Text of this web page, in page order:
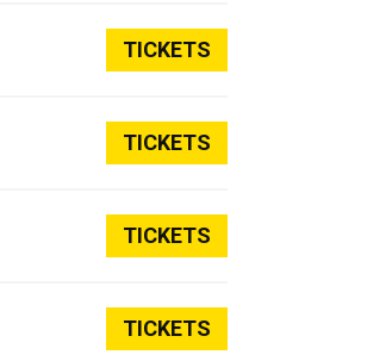
TICKETS
TICKETS
TICKETS
TICKETS